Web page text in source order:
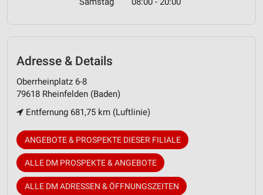
Adresse & Details
Oberrheinplatz 6-8
79618 Rheinfelden (Baden)
Entfernung 681,75 km (Luftlinie)
ANGEBOTE & PROSPEKTE DIESER FILIALE
ALLE DM PROSPEKTE & ANGEBOTE
ALLE DM ADRESSEN & ÖFFNUNGSZEITEN